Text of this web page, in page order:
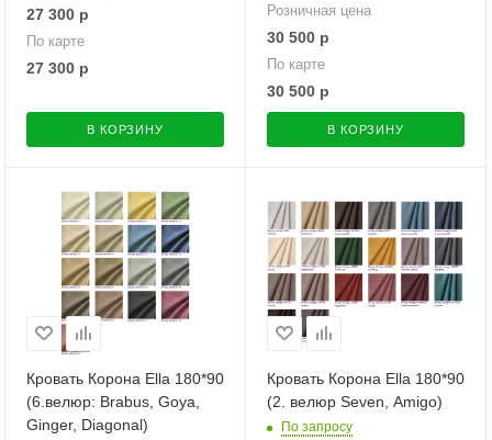
27 300 р
По карте
27 300 р
В КОРЗИНУ
Розничная цена
30 500 р
По карте
30 500 р
В КОРЗИНУ
Кровать Корона Ella 180*90
(6.велюр: Brabus, Goya,
Ginger, Diagonal)
Кровать Корона Ella 180*90
(2. велюр Seven, Amigo)
По запросу